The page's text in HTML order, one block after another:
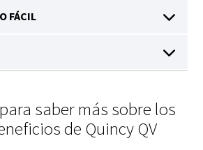
saber más sobre los
de Quincy QV